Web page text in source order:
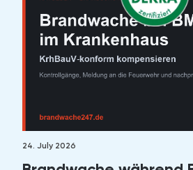
24. July 2026